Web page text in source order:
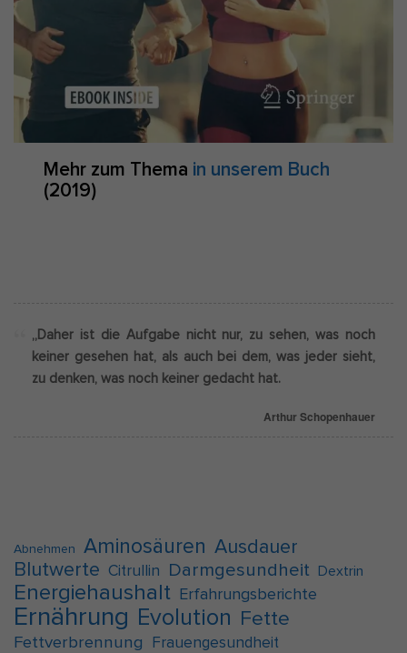
Mehr zum Thema in unserem Buch
(2019)
„Daher ist die Aufgabe nicht nur, zu sehen, was noch
keiner gesehen hat, als auch bei dem, was jeder sieht,
zu denken, was noch keiner gedacht hat.
Arthur Schopenhauer
Abnehmen Aminosäuren Ausdauer
Blutwerte
Citrullin Darmgesundheit Dextrin
Energiehaushalt Erfahrungsberichte
Ernährung Evolution Fette
Fettverbrennung Frauengesundheit